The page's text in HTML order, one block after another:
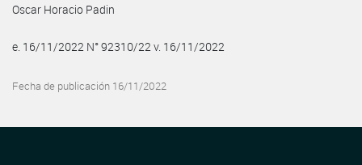
Oscar Horacio Padin
e. 16/11/2022 N° 92310/22 v. 16/11/2022
Fecha de publicación 16/11/2022